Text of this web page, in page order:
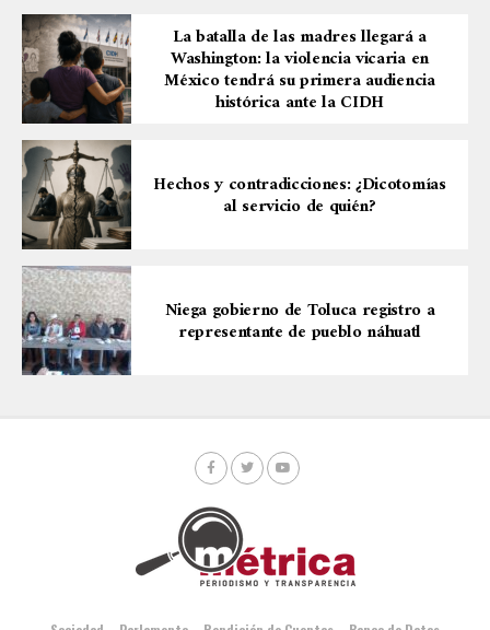
La batalla de las madres llegará a
Washington: la violencia vicaria en
México tendrá su primera audiencia
histórica ante la CIDH
Hechos y contradicciones: ¿Dicotomías
al servicio de quién?
Niega gobierno de Toluca registro a
representante de pueblo náhuatl